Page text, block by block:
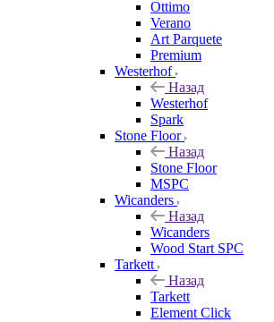
Ottimo
Verano
Art Parquete
Premium
Westerhof
Назад
Westerhof
Spark
Stone Floor
Назад
Stone Floor
MSPC
Wicanders
Назад
Wicanders
Wood Start SPC
Tarkett
Назад
Tarkett
Element Click